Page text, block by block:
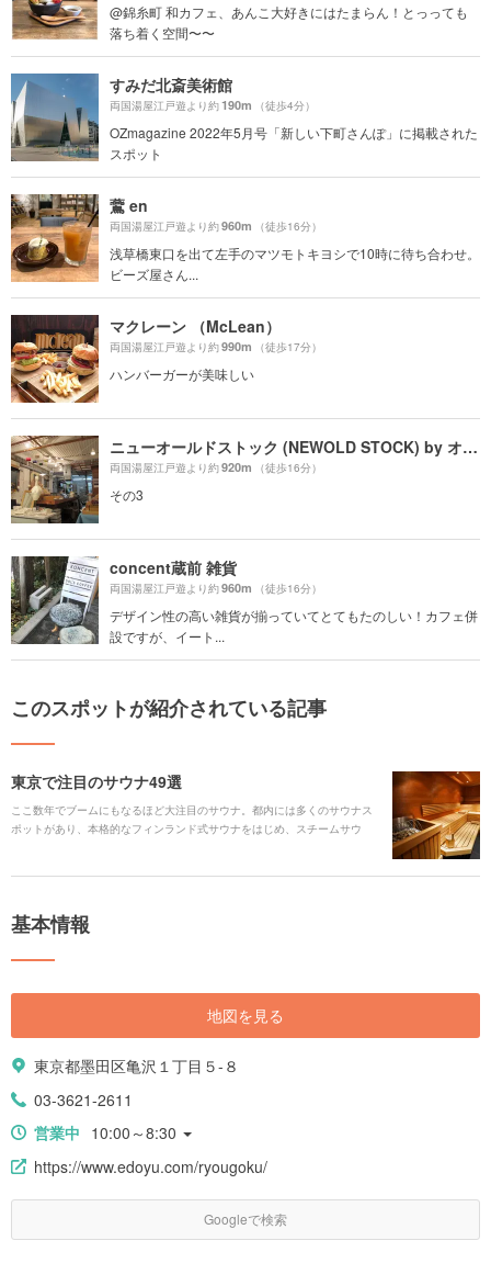
@錦糸町 和カフェ、あんこ大好きにはたまらん！とっっても
落ち着く空間〜〜
すみだ北斎美術館
両国湯屋江戸遊より約190m （徒歩4分）
OZmagazine 2022年5月号「新しい下町さんぽ」に掲載された
スポット
鷰 en
両国湯屋江戸遊より約960m （徒歩16分）
浅草橋東口を出て左手のマツモトキヨシで10時に待ち合わせ。
ビーズ屋さん...
マクレーン （McLean）
両国湯屋江戸遊より約990m （徒歩17分）
ハンバーガーが美味しい
ニューオールドストック (NEWOLD STOCK) by オトギデザインズ
両国湯屋江戸遊より約920m （徒歩16分）
その3
concent蔵前 雑貨
両国湯屋江戸遊より約960m （徒歩16分）
デザイン性の高い雑貨が揃っていてとてもたのしい！カフェ併
設ですが、イート...
このスポットが紹介されている記事
東京で注目のサウナ49選
ここ数年でブームにもなるほど大注目のサウナ。都内には多くのサウナス
ポットがあり、本格的なフィンランド式サウナをはじめ、スチームサウ
基本情報
地図を見る
東京都墨田区亀沢１丁目５-８
03-3621-2611
営業中 10:00～8:30
https://www.edoyu.com/ryougoku/
Googleで検索